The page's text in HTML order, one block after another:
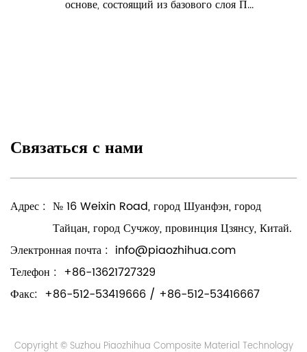
основе, состоящий из базового слоя П...
Связаться с нами
Адрес : № 16 Weixin Road, город Шуанфэн, город
Тайцан, город Сучжоу, провинция Цзянсу, Китай.
Электронная почта : info@piaozhihua.com
Телефон : +86-13621727329
Факс: +86-512-53419666 / +86-512-53416667
Copyright © Suzhou Piaozhihua Composite Material Technology